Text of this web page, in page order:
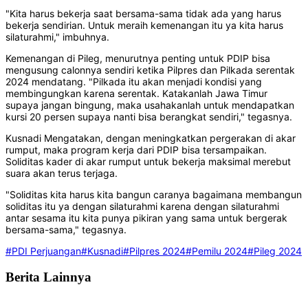
"Kita harus bekerja saat bersama-sama tidak ada yang harus
bekerja sendirian. Untuk meraih kemenangan itu ya kita harus
silaturahmi," imbuhnya.
Kemenangan di Pileg, menurutnya penting untuk PDIP bisa
mengusung calonnya sendiri ketika Pilpres dan Pilkada serentak
2024 mendatang. "Pilkada itu akan menjadi kondisi yang
membingungkan karena serentak. Katakanlah Jawa Timur
supaya jangan bingung, maka usahakanlah untuk mendapatkan
kursi 20 persen supaya nanti bisa berangkat sendiri," tegasnya.
Kusnadi Mengatakan, dengan meningkatkan pergerakan di akar
rumput, maka program kerja dari PDIP bisa tersampaikan.
Soliditas kader di akar rumput untuk bekerja maksimal merebut
suara akan terus terjaga.
"Soliditas kita harus kita bangun caranya bagaimana membangun
soliditas itu ya dengan silaturahmi karena dengan silaturahmi
antar sesama itu kita punya pikiran yang sama untuk bergerak
bersama-sama," tegasnya.
#PDI Perjuangan#Kusnadi#Pilpres 2024#Pemilu 2024#Pileg 2024
Berita Lainnya